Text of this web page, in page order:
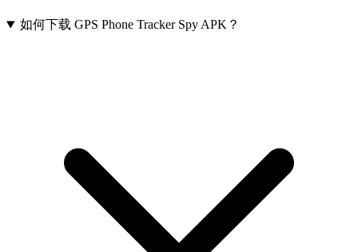
如何下载 GPS Phone Tracker Spy APK？